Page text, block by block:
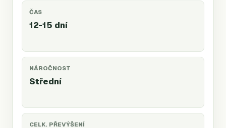
ČAS
12-15 dní
NÁROČNOST
Střední
CELK. PŘEVÝŠENÍ